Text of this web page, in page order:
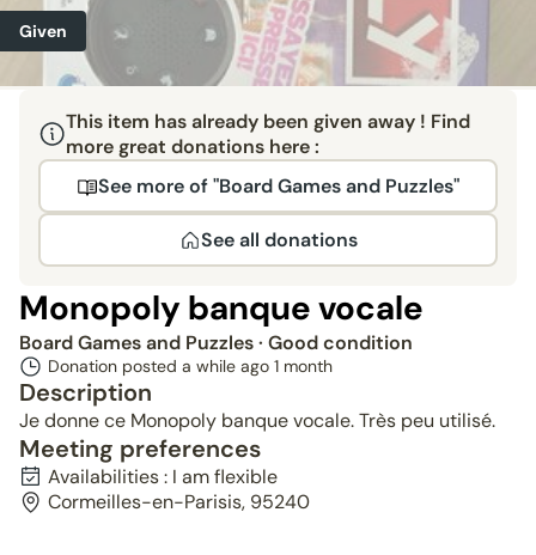
Given
This item has already been given away ! Find
more great donations here :
See more of "Board Games and Puzzles"
See all donations
Monopoly banque vocale
Board Games and Puzzles· Good condition
Donation posted a while ago 1 month
Description
Je donne ce Monopoly banque vocale. Très peu utilisé.
Meeting preferences
Availabilities : I am flexible
Cormeilles-en-Parisis, 95240